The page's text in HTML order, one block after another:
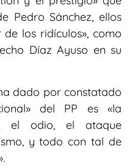
Pedro Sánchez, ellos
los ridículos», como
Díaz Ayuso en su
dado por constatado
del PP es «la
el odio, el ataque
y todo con tal de